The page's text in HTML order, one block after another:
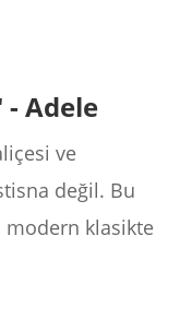
Adele
ve
değil. Bu
klasikte